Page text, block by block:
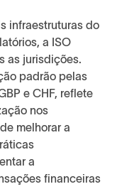
infraestruturas do
a ISO
as jurisdições.
padrão pelas
e CHF, reflete
nos
melhorar a
a
financeiras